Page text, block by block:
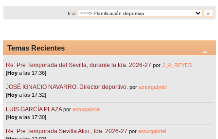
Ir a:
Temas Recientes
Re: Pre Temporada del Sevilla, durante la tda. 2026-27 porJ_A_REYES
[Hoy a las 17:36]
JOSÉ IGNACIO NAVARRO. Director deportivo. porasturgabriel
[Hoy a las 17:32]
LUIS GARCÍA PLAZA porasturgabriel
[Hoy a las 17:30]
Re: Pre Temporada Sevilla Atco., tda. 2026-27 porasturgabriel